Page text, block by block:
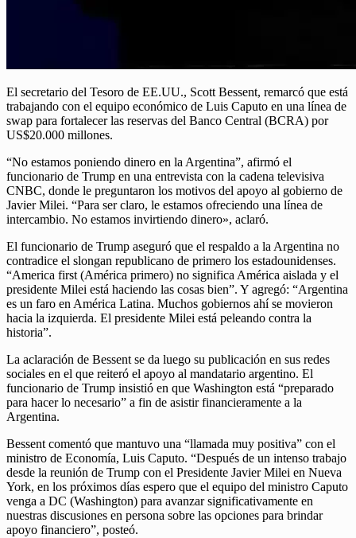
El secretario del Tesoro de EE.UU., Scott Bessent, remarcó que está
trabajando con el equipo económico de Luis Caputo en una línea de
swap para fortalecer las reservas del Banco Central (BCRA) por
US$20.000 millones.
“No estamos poniendo dinero en la Argentina”, afirmó el
funcionario de Trump en una entrevista con la cadena televisiva
CNBC, donde le preguntaron los motivos del apoyo al gobierno de
Javier Milei. “Para ser claro, le estamos ofreciendo una línea de
intercambio. No estamos invirtiendo dinero», aclaró.
El funcionario de Trump aseguró que el respaldo a la Argentina no
contradice el slongan republicano de primero los estadounidenses.
“America first (América primero) no significa América aislada y el
presidente Milei está haciendo las cosas bien”. Y agregó: “Argentina
es un faro en América Latina. Muchos gobiernos ahí se movieron
hacia la izquierda. El presidente Milei está peleando contra la
historia”.
La aclaración de Bessent se da luego su publicación en sus redes
sociales en el que reiteró el apoyo al mandatario argentino. El
funcionario de Trump insistió en que Washington está “preparado
para hacer lo necesario” a fin de asistir financieramente a la
Argentina.
Bessent comentó que mantuvo una “llamada muy positiva” con el
ministro de Economía, Luis Caputo. “Después de un intenso trabajo
desde la reunión de Trump con el Presidente Javier Milei en Nueva
York, en los próximos días espero que el equipo del ministro Caputo
venga a DC (Washington) para avanzar significativamente en
nuestras discusiones en persona sobre las opciones para brindar
apoyo financiero”, posteó.